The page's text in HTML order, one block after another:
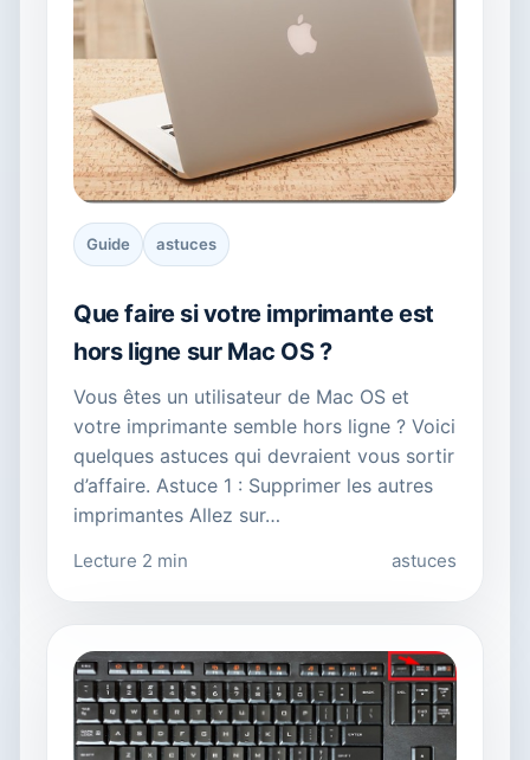
Guide astuces
Que faire si votre imprimante est
hors ligne sur Mac OS ?
Vous êtes un utilisateur de Mac OS et
votre imprimante semble hors ligne ? Voici
quelques astuces qui devraient vous sortir
d’affaire. Astuce 1 : Supprimer les autres
imprimantes Allez sur…
Lecture 2 min astuces